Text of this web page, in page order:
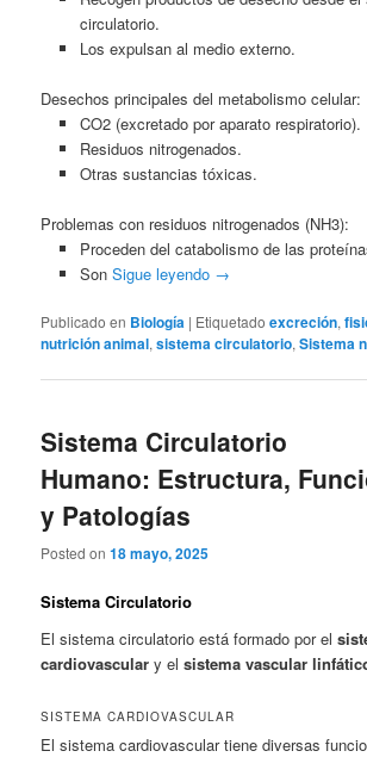
circulatorio.
Los expulsan al medio externo.
Desechos principales del metabolismo celular:
CO2 (excretado por aparato respiratorio).
Residuos nitrogenados.
Otras sustancias tóxicas.
Problemas con residuos nitrogenados (NH3):
Proceden del catabolismo de las
Son Sigue leyendo →
Publicado en Biología | Etiquetado excreción,
nutrición animal,sistema circulatorio,Sistema
Sistema Circulatorio
Humano: Estructura,
y Patologías
Posted on18 mayo, 2025
Sistema Circulatorio
El sistema circulatorio está formado por el
cardiovascular y elsistema vascular
SISTEMA CARDIOVASCULAR
El sistema cardiovascular tiene diversas